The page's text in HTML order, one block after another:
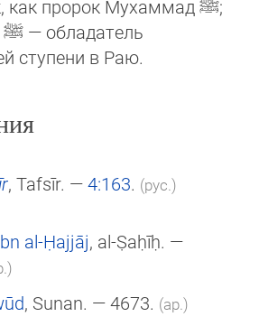
как пророк Мухаммадﷺ;
ﷺ — обладатель
ступени в Раю.
, Tafsīr. —4:163. (рус.)
al-Ḥajjāj, al-Ṣaḥīḥ. —
, Sunan. — 4673. (ар.)